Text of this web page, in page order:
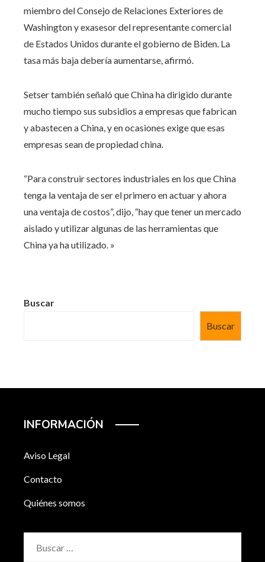
miembro del Consejo de Relaciones Exteriores de
Washington y exasesor del representante comercial
de Estados Unidos durante el gobierno de Biden. La
tasa más baja debería aumentarse, afirmó.
Setser también señaló que China ha dirigido durante
mucho tiempo sus subsidios a empresas que fabrican
y abastecen a China, y en ocasiones exige que esas
empresas sean de propiedad china.
“Para construir sectores industriales en los que China
tenga la ventaja de ser el primero en actuar y ahora
una ventaja de costos”, dijo, “hay que tener un mercado
aislado y utilizar algunas de las herramientas que
China ya ha utilizado. »
Buscar
Buscar
INFORMACIÓN
Aviso Legal
Contacto
Quiénes somos